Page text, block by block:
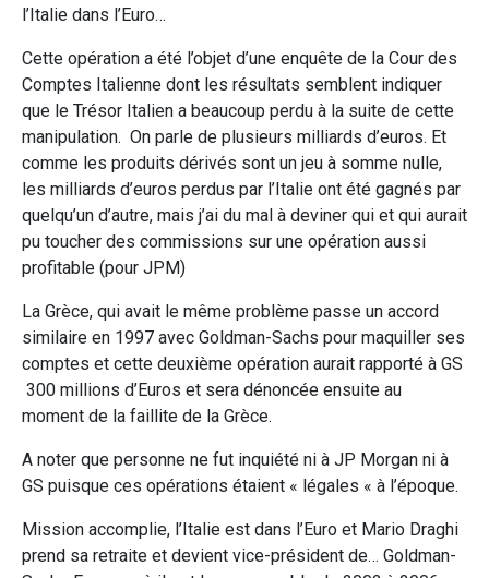
l’Italie dans l’Euro…
Cette opération a été l’objet d’une enquête de la Cour des
Comptes Italienne dont les résultats semblent indiquer
que le Trésor Italien a beaucoup perdu à la suite de cette
manipulation. On parle de plusieurs milliards d’euros. Et
comme les produits dérivés sont un jeu à somme nulle,
les milliards d’euros perdus par l’Italie ont été gagnés par
quelqu’un d’autre, mais j’ai du mal à deviner qui et qui aurait
pu toucher des commissions sur une opération aussi
profitable (pour JPM)
La Grèce, qui avait le même problème passe un accord
similaire en 1997 avec Goldman-Sachs pour maquiller ses
comptes et cette deuxième opération aurait rapporté à GS
300 millions d’Euros et sera dénoncée ensuite au
moment de la faillite de la Grèce.
A noter que personne ne fut inquiété ni à JP Morgan ni à
GS puisque ces opérations étaient « légales « à l’époque.
Mission accomplie, l’Italie est dans l’Euro et Mario Draghi
prend sa retraite et devient vice-président de… Goldman-